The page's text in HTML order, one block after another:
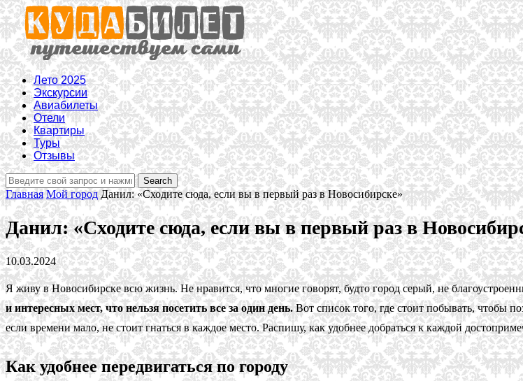
Лето 2025
Экскурсии
Авиабилеты
Отели
Квартиры
Туры
Отзывы
Главная Мой город Данил: «Сходите сюда, если вы в первый раз в Новосибирске»
Данил: «Сходите сюда, если вы в первый раз в
10.03.2024
Я живу в Новосибирске всю жизнь. Не нравится, что многие говорят, будто город серый, не
и интересных мест, что нельзя посетить все за один день.Вот список того, где стоит побывать, чтобы
если времени мало, не стоит гнаться в каждое место. Распишу, как удобнее добраться к каждой
Как удобнее передвигаться по городу